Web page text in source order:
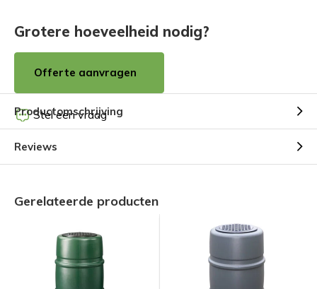
Grotere hoeveelheid nodig?
Offerte aanvragen
Stel een vraag
Productomschrijving
Reviews
Gerelateerde producten